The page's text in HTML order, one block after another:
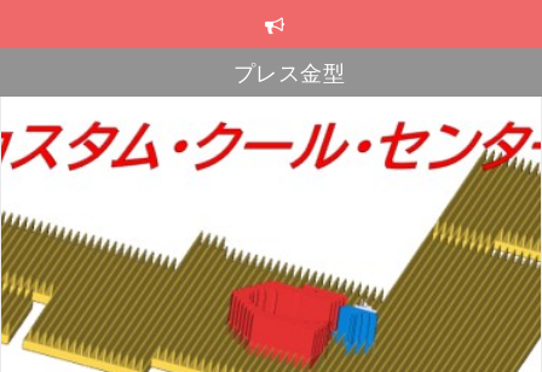
ン
へ
ス
ッ
プ
スカイブ・ヒートシンク
プレス金型
プレス金型